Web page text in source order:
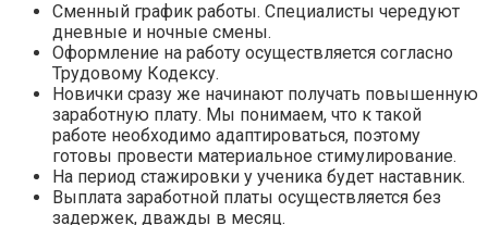
Сменный график работы. Специалисты чередуют
дневные и ночные смены.
Оформление на работу осуществляется согласно
Трудовому Кодексу.
Новички сразу же начинают получать повышенную
заработную плату. Мы понимаем, что к такой
работе необходимо адаптироваться, поэтому
готовы провести материальное стимулирование.
На период стажировки у ученика будет наставник.
Выплата заработной платы осуществляется без
задержек, дважды в месяц.